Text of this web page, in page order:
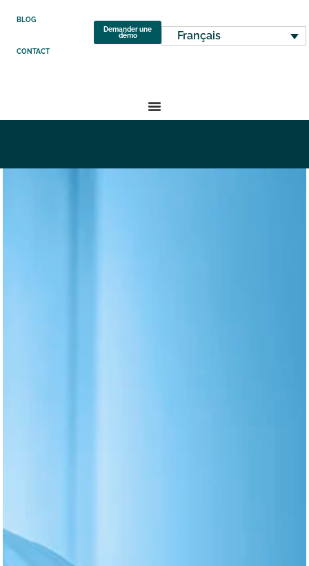
BLOG
CONTACT
Demander une
démo
Français